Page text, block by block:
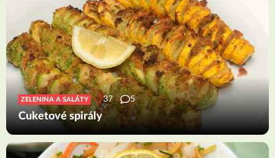
ZELENINA A SALÁTY 37 5
Cuketové spirály